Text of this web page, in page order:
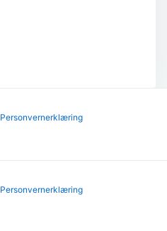
Personvernerklæring
Personvernerklæring